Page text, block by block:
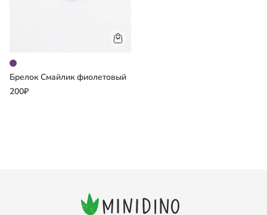
Брелок Смайлик фиолетовый
200₽